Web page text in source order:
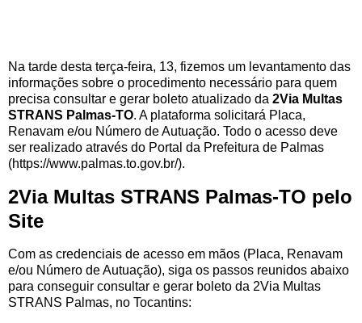
Na tarde desta terça-feira, 13, fizemos um levantamento das
informações sobre o procedimento necessário para quem
precisa consultar e gerar boleto atualizado da 2Via Multas
STRANS Palmas-TO. A plataforma solicitará Placa,
Renavam e/ou Número de Autuação. Todo o acesso deve
ser realizado através do Portal da Prefeitura de Palmas
(https://www.palmas.to.gov.br/).
2Via Multas STRANS Palmas-TO pelo
Site
Com as credenciais de acesso em mãos (Placa, Renavam
e/ou Número de Autuação), siga os passos reunidos abaixo
para conseguir consultar e gerar boleto da 2Via Multas
STRANS Palmas, no Tocantins: